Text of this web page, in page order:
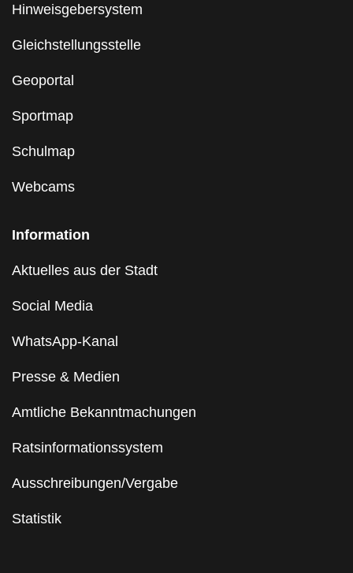
Hinweisgebersystem
Gleichstellungsstelle
Geoportal
Sportmap
Schulmap
Webcams
Information
Aktuelles aus der Stadt
Social Media
WhatsApp-Kanal
Presse & Medien
Amtliche Bekanntmachungen
Ratsinformationssystem
Ausschreibungen/Vergabe
Statistik